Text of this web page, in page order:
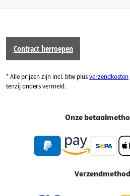
Contract herroepen
* Alle prijzen zijn incl. btw plusverzendkosten
tenzij anders vermeld.
Onze